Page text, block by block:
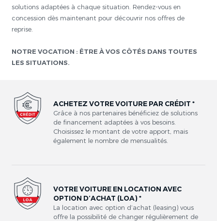
solutions adaptées à chaque situation. Rendez-vous en
concession dès maintenant pour découvrir nos offres de
reprise.
NOTRE VOCATION : ÊTRE À VOS CÔTÉS DANS TOUTES
LES SITUATIONS.
ACHETEZ VOTRE VOITURE PAR CRÉDIT *
Grâce à nos partenaires bénéficiez de solutions
de financement adaptées à vos besoins.
Choisissez le montant de votre apport, mais
également le nombre de mensualités.
VOTRE VOITURE EN LOCATION AVEC
OPTION D’ACHAT (LOA) *
La location avec option d’achat (leasing) vous
offre la possibilité de changer régulièrement de